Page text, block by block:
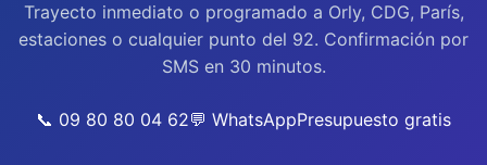
Trayecto inmediato o programado a Orly, CDG, París,
estaciones o cualquier punto del 92. Confirmación por
SMS en 30 minutos.
📞 09 80 80 04 62💬 WhatsAppPresupuesto gratis